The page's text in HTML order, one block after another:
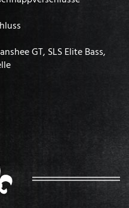
GT, SLS Elite Bass,